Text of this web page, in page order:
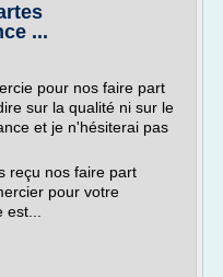
...
pour nos faire part
sur la qualité ni sur le
et je n'hésiterai pas
reçu nos faire part
pour votre